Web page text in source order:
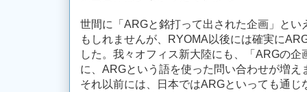
世間に「ARGと銘打って出された企画」とい
もしれませんが、RYOMA以後には確実に
した。我々オフィス新大陸にも、「ARGの
に、ARGという語を使った問い合わせが増え
それ以前には、日本ではARGといっても通